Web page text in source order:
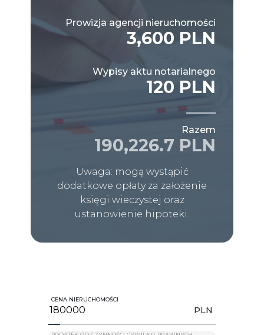
Prowizja agencji nieruchomości
3,600 PLN
Wypisy aktu notarialnego
120 PLN
Razem
190,226.7 PLN
Uwaga: mogą wystąpić
dodatkowe opłaty za założenie
księgi wieczystej oraz
ustanowienie hipoteki.
CENA NIERUCHOMOŚCI
PLN